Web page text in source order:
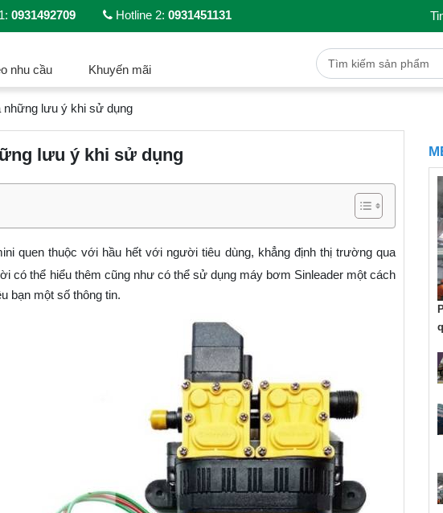
0931492709 Hotline 2: 0931451131
nhu cầu Khuyến mãi
những lưu ý khi sử dụng
lưu ý khi sử dụng
quen thuộc với hầu hết với người tiêu dùng, khẳng định thị trường qua
có thể hiểu thêm cũng như có thể sử dụng máy bơm Sinleader một cách
bạn một số thông tin.